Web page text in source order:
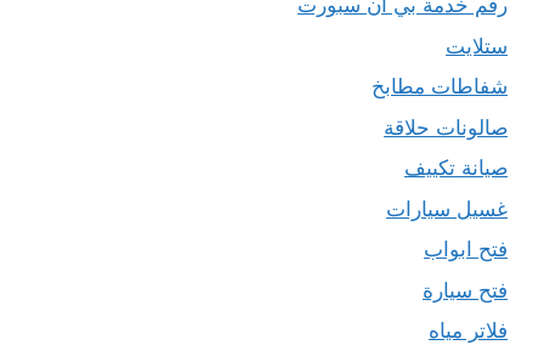
رقم خدمة بي ان سبورت
ستلايت
شفاطات مطابخ
صالونات حلاقة
صيانة تكييف
غسيل سيارات
فتح ابواب
فتح سيارة
فلاتر مياه